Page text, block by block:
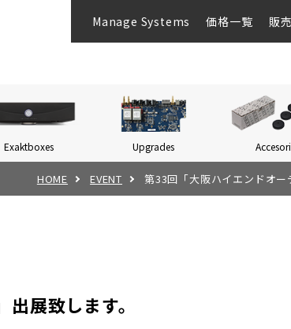
Manage Systems 価格一覧 販
Exaktboxes Upgrades
HOME EVENT 第33回「大阪ハイエンドオ
展致します。